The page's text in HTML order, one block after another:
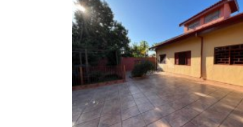
R$ 900.000,00 VENDA
4 2 189.02